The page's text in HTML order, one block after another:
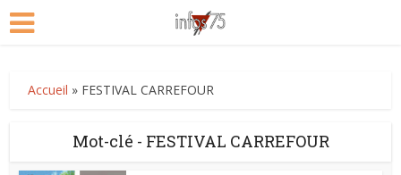
Accueil » FESTIVAL CARREFOUR
Mot-clé - FESTIVAL CARREFOUR